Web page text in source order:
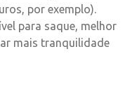
por exemplo).
para saque, melhor
mais tranquilidade